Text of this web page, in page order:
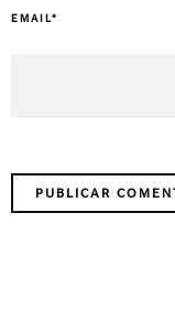
EMAIL*